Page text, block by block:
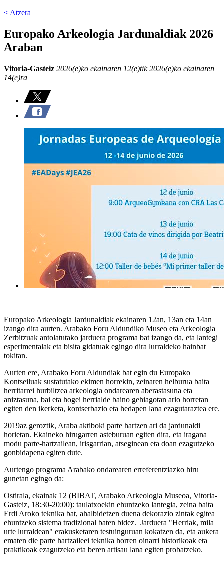
< Atzera
Europako Arkeologia Jardunaldiak 2026
Araban
Vitoria-Gasteiz 2026(e)ko ekainaren 12(e)tik 2026(e)ko ekainaren
14(e)ra
Europako Arkeologia Jardunaldiak ekainaren 12an, 13an eta 14an
izango dira aurten. Arabako Foru Aldundiko Museo eta Arkeologia
Zerbitzuak antolatutako jarduera programa bat izango da, eta lantegi
esperimentalak eta bisita gidatuak egingo dira lurraldeko hainbat
tokitan.
Aurten ere, Arabako Foru Aldundiak bat egin du Europako
Kontseiluak sustatutako ekimen horrekin, zeinaren helburua baita
herritarrei hurbiltzea arkeologia ondarearen aberastasuna eta
aniztasuna, bai eta hogei herrialde baino gehiagotan arlo horretan
egiten den ikerketa, kontserbazio eta hedapen lana ezagutaraztea ere.
2019az geroztik, Araba aktiboki parte hartzen ari da jardunaldi
horietan. Ekaineko hirugarren asteburuan egiten dira, eta iragana
modu parte-hartzailean, irisgarrian, atseginean eta doan ezagutzeko
gonbidapena egiten dute.
Aurtengo programa Arabako ondarearen erreferentziazko hiru
gunetan egingo da:
Ostirala, ekainak 12 (BIBAT, Arabako Arkeologia Museoa, Vitoria-
Gasteiz, 18:30-20:00): taulatxoekin ehuntzeko lantegia, zeina baita
Erdi Aroko teknika bat, ahalbidetzen duena dekorazio zintak egitea
ehuntzeko sistema tradizional baten bidez. Jarduera "Herriak, mila
urte lurraldean" erakusketaren testuinguruan kokatzen da, eta aukera
ematen die parte hartzaileei teknika horren oinarri historikoak eta
praktikoak ezagutzeko eta beren artisau lana egiten probatzeko.